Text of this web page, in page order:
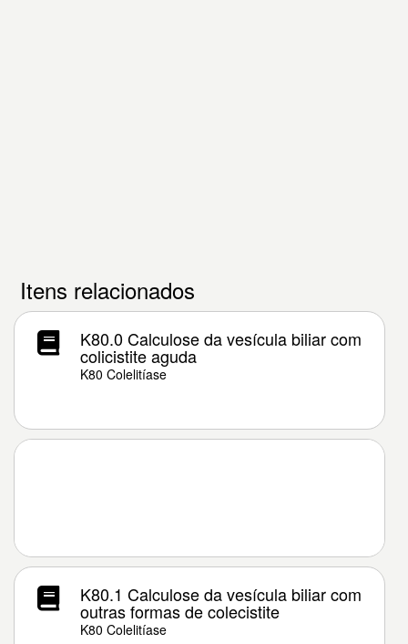
Itens relacionados
K80.0 Calculose da vesícula biliar com
colicistite aguda
K80 Colelitíase
K80.1 Calculose da vesícula biliar com
outras formas de colecistite
K80 Colelitíase